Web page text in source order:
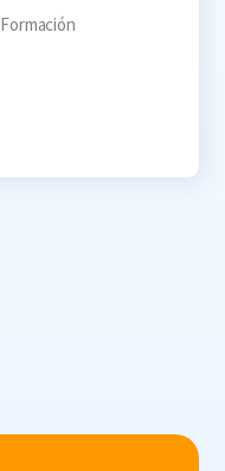
Formación